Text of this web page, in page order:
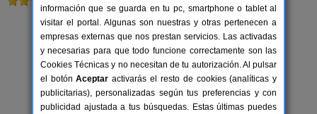
6-16+1 pers.
desde38 €
Casa Rural El Rincón de Gredos
Navaluenga (Ávila)
información que se guarda en tu pc, smartphone o tablet al
visitar el portal. Algunas son nuestras y otras pertenecen a
empresas externas que nos prestan servicios. Las activadas
y necesarias para que todo funcione correctamente son las
Cookies Técnicas y no necesitan de tu autorización. Al pulsar
el botónAceptar activarás el resto de cookies (analíticas y
publicitarias), personalizadas según tus preferencias y con
publicidad ajustada a tus búsquedas. Estas últimas puedes